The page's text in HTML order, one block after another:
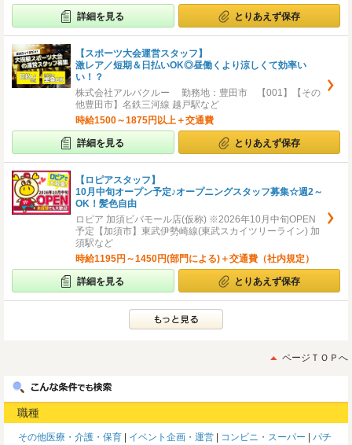
詳細を見る とりあえず保存
【スポーツ大会運営スタッフ】
激レア／短期＆日払いOK◎昼働くより涼しくて効率い
い！？
株式会社アルバクルー 勤務地：豊田市 【001】【その
他豊田市】名鉄三河線 越戸駅など
時給1500～1875円以上＋交通費
詳細を見る とりあえず保存
【ロピアスタッフ】
10月中旬オープン予定♪オープニングスタッフ募集☆週2～
OK！髪色自由
ロピア 加須ビバモール店(仮称) ※2026年10月中旬OPEN
予定【加須市】東武伊勢崎線(東武スカイツリーライン) 加
須駅など
時給1195円～1450円(部門による)＋交通費（社内規定）
詳細を見る とりあえず保存
ページＴＯＰへ
職種
その他医療・介護・保育 イベント企画・運営 コンビニ・スーパー
パチ